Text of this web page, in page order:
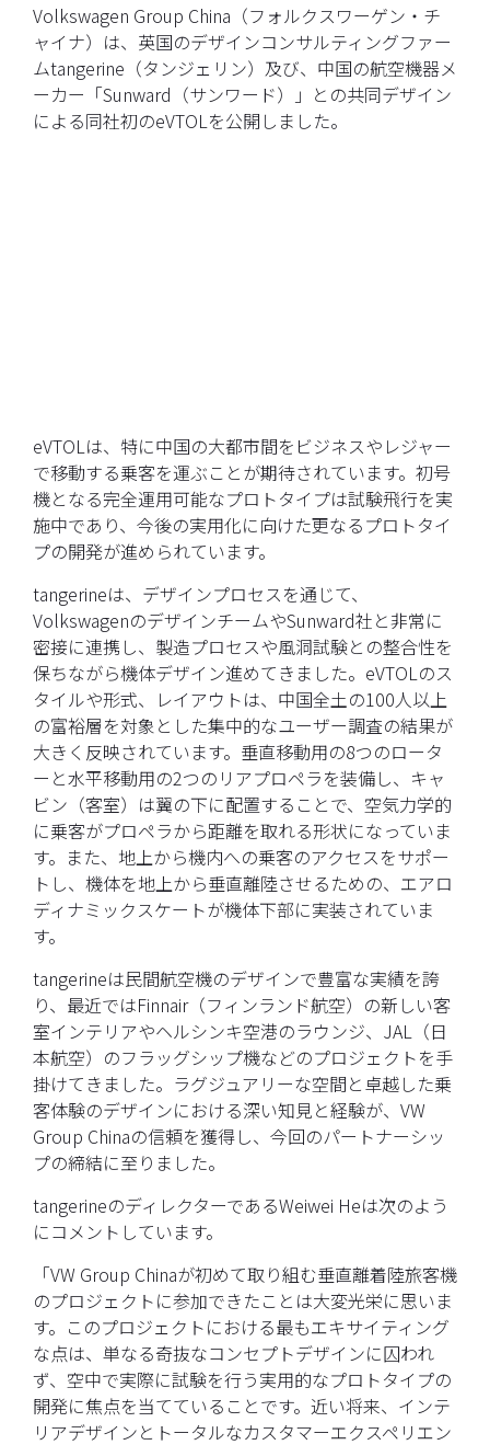
Volkswagen Group China（フォルクスワーゲン・チ
ャイナ）は、英国のデザインコンサルティングファー
ムtangerine（タンジェリン）及び、中国の航空機器メ
ーカー「Sunward（サンワード）」との共同デザイン
による同社初のeVTOLを公開しました。
eVTOLは、特に中国の大都市間をビジネスやレジャー
で移動する乗客を運ぶことが期待されています。初号
機となる完全運用可能なプロトタイプは試験飛行を実
施中であり、今後の実用化に向けた更なるプロトタイ
プの開発が進められています。
tangerineは、デザインプロセスを通じて、
VolkswagenのデザインチームやSunward社と非常に
密接に連携し、製造プロセスや風洞試験との整合性を
保ちながら機体デザイン進めてきました。eVTOLのス
タイルや形式、レイアウトは、中国全土の100人以上
の富裕層を対象とした集中的なユーザー調査の結果が
大きく反映されています。垂直移動用の8つのロータ
ーと水平移動用の2つのリアプロペラを装備し、キャ
ビン（客室）は翼の下に配置することで、空気力学的
に乗客がプロペラから距離を取れる形状になっていま
す。また、地上から機内への乗客のアクセスをサポー
トし、機体を地上から垂直離陸させるための、エアロ
ディナミックスケートが機体下部に実装されていま
す。
tangerineは民間航空機のデザインで豊富な実績を誇
り、最近ではFinnair（フィンランド航空）の新しい客
室インテリアやヘルシンキ空港のラウンジ、JAL（日
本航空）のフラッグシップ機などのプロジェクトを手
掛けてきました。ラグジュアリーな空間と卓越した乗
客体験のデザインにおける深い知見と経験が、VW
Group Chinaの信頼を獲得し、今回のパートナーシッ
プの締結に至りました。
tangerineのディレクターであるWeiwei Heは次のよう
にコメントしています。
「VW Group Chinaが初めて取り組む垂直離着陸旅客機
のプロジェクトに参加できたことは大変光栄に思いま
す。このプロジェクトにおける最もエキサイティング
な点は、単なる奇抜なコンセプトデザインに囚われ
ず、空中で実際に試験を行う実用的なプロトタイプの
開発に焦点を当てていることです。近い将来、インテ
リアデザインとトータルなカスタマーエクスペリエン